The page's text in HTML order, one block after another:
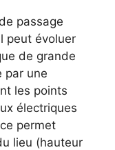
passage
peut évoluer
de grande
par une
les points
électriques
permet
lieu (hauteur